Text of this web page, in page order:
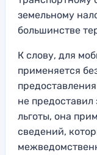
земельному
большинстве
К слову, для
применяется
не предоставил
льготы, она
сведений,